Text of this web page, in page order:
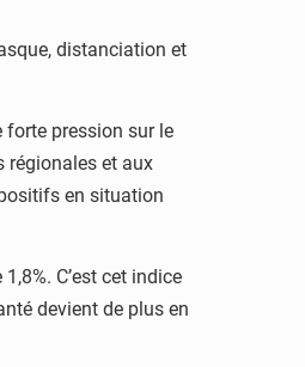
distanciation et
forte pression sur le
régionales et aux
en situation
C’est cet indice
devient de plus en